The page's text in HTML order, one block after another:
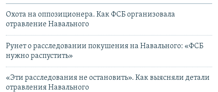
Охота на оппозиционера. Как ФСБ организовала
отравление Навального
Рунет о расследовании покушения на Навального: «ФСБ
нужно распустить»
«Эти расследования не остановить». Как выясняли детали
отравления Навального